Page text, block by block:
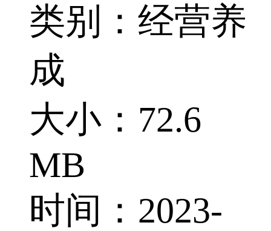
类别：经营养
成
大小：72.6
MB
时间：2023-